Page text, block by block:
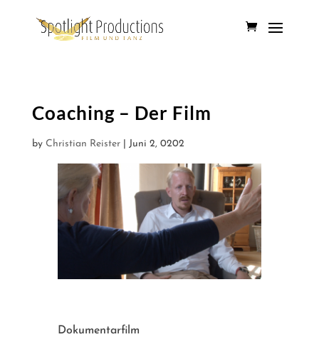
Coaching – Der Film
by Christian Reister| Juni 2, 0202
Dokumentarfilm